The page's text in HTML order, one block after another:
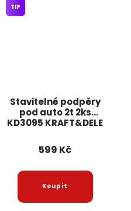
Stavitelné podpěry
pod auto 2t 2ks
KD3095 KRAFT&DELE
TIP
599 Kč